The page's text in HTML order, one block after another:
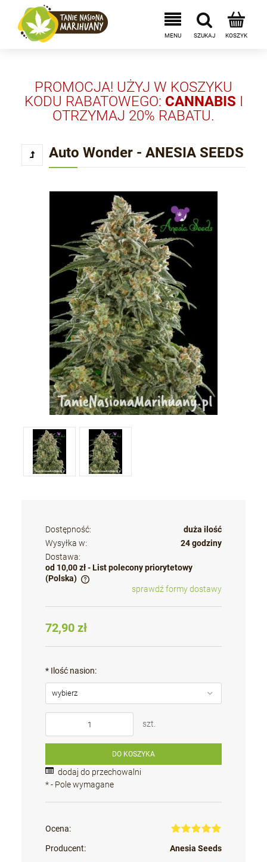
PROMOCJA! UŻYJ W KOSZYKU
KODU RABATOWEGO: CANNABIS I
OTRZYMAJ 20% RABATU.
Auto Wonder - ANESIA SEEDS
Dostępność:
duża ilość
Wysyłka w:
24 godziny
Dostawa:
od 10,00 zł - List polecony priorytetowy
(Polska)
Cena nie zawiera ewentualnych kosztów płatności
sprawdź formy dostawy
72,90 zł
* Ilość nasion:
szt.
DO KOSZYKA
dodaj do przechowalni
*- Pole wymagane
Ocena:
Producent:
Anesia Seeds